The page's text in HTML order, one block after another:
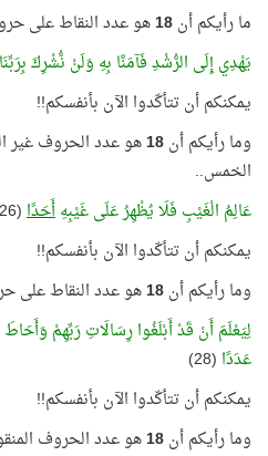
ما رأيكم أن18هو عدد النقاط على
يَهْدِي إِلَى الرُّشْدِ فَآمَنَّا بِهِ وَلَنْ نُّشْرِكَ بِرَبِّنَا
يمكنكم أن تتأكّدوا الآن بأنفسكم!!
وما رأيكم أن18هو عدد الحروف غير
الخمس..
عَالِمُ الْغَيْبِ فَلَا يُظْهِرُ عَلَى غَيْبِهِأَحَدًا(26)
يمكنكم أن تتأكّدوا الآن بأنفسكم!!
وما رأيكم أن18هو عدد النقاط على
لِيَعْلَمَ أَنْ قَدْ أَبْلَغُوا رِسَالَاتِ رَبِّهِمْ
عَدَدًا (28)
يمكنكم أن تتأكّدوا الآن بأنفسكم!!
وما رأيكم أن18هو عدد الحروف